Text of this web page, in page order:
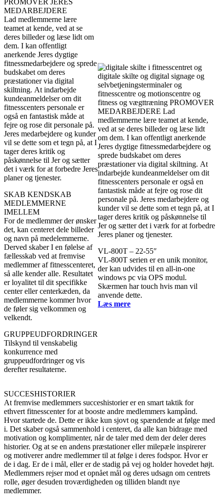
MEDARBEJDERE
Lad medlemmerne lære
teamet at kende, ved at se
deres billeder og læse lidt om
dem. I kan offentligt
anerkende Jeres dygtige
fitnessmedarbejdere og sprede
budskabet om deres
præstationer via digital
skiltning. At indarbejde
kundeanmeldelser om dit
fitnesscenters personale er
også en fantastisk måde at
fejre og rose dit personale på.
Jeres medarbejdere og kunder
vil se dette som et tegn på, at I
tager deres kritik og
påskønnelse til Jer og sætter
det i værk for at forbedre Jeres
planer og tjenester.
SKAB KENDSKAB
MEDLEMMERNE
IMELLEM
For de medlemmer der ønsker
det, kan centeret dele billeder
og navn på medelemmerne.
Derved skaber I en følelse af
fællesskab ved at fremvise
medlemmer af fitnesscenteret,
så alle kender alle. Resultatet
er loyalitet til dit specifikke
center eller centerkæden, da
medlemmerne kommer hvor
de føler sig velkommen og
velkendt.
GRUPPEUDFORDRINGER
Tilskynd til venskabelig
konkurrence med
gruppeudfordringer og vis
derefter resultaterne.
VL-800T – 22-55″
VL-800T serien er en unik monitor,
der kan udvides til en all-in-one
windows pc via OPS modul.
Skærmen har touch hvis man vil
anvende dette.
Læs mere
SUCCESHISTORIER
At fremvise medlemmers succeshistorier er en smart taktik for
ethvert fitnesscenter for at booste andre medlemmers kampånd.
Hvor startede de. Dette er ikke kun sjovt og spændende at følge med
i. Det skaber også sammenhold i centeret, da alle kan bidrage med
motivation og komplimenter, når de taler med dem der deler deres
historier. Og at se en andens præstationer eller milepæle inspirerer
og motiverer andre medlemmer til at følge i deres fodspor. Hvor er
de i dag. Er de i mål, eller er de stadig på vej og holder hovedet højt.
Medlemmers rejser mod et opnået mål og deres udsagn om centrets
rolle, øger desuden troværdigheden og tilliden blandt nye
medlemmer.